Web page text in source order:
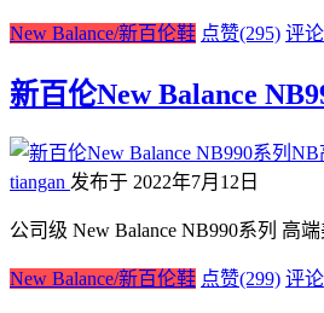
New Balance/新百伦鞋 点赞(295) 评
新百伦New Balance
tiangan 发布于 2022年7月12日
公司级 New Balance NB990系列 高
New Balance/新百伦鞋 点赞(299) 评